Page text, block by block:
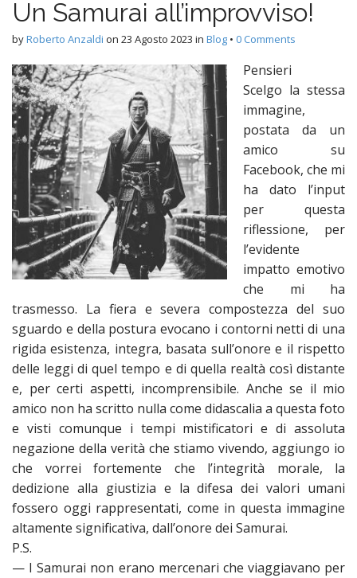
nUn Samurai all’improvviso!
byRoberto Anzaldi on 23 Agosto 2023 in Blog • 0 Comments
Pensieri
Scelgo la stessa
immagine,
postata da un
amico su
Facebook, che mi
ha dato l’input
per questa
riflessione, per
l’evidente
impatto emotivo
che mi ha
trasmesso. La fiera e severa compostezza del suo
sguardo e della postura evocano i contorni netti di una
rigida esistenza, integra, basata sull’onore e il rispetto
delle leggi di quel tempo e di quella realtà così distante
e, per certi aspetti, incomprensibile. Anche se il mio
amico non ha scritto nulla come didascalia a questa foto
e visti comunque i tempi mistificatori e di assoluta
negazione della verità che stiamo vivendo, aggiungo io
che vorrei fortemente che l’integrità morale, la
dedizione alla giustizia e la difesa dei valori umani
fossero oggi rappresentati, come in questa immagine
altamente significativa, dall’onore dei Samurai.
P.S.
— I Samurai non erano mercenari che viaggiavano per